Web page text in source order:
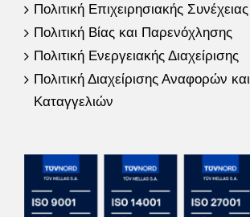
Πολιτική Επιχειρησιακής Συνέχειας
Πολιτική Βίας και Παρενόχλησης
Πολιτική Ενεργειακής Διαχείρισης
Πολιτική Διαχείρισης Αναφορών και
Καταγγελιών